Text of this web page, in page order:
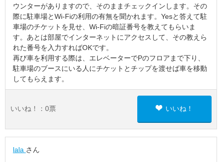
ウンターがありますので、そのままチェックインします。その
際に駐車場とWi-Fiの利用の有無を聞かれます。Yesと答えて駐
車場のチケットを見せ、Wi-Fiの暗証番号を教えてもらいま
す。あとは部屋でインターネットにアクセスして、その教えら
れた番号を入力すればOKです。
再び車を利用する際は、エレベーターでPのフロアまで下り、
駐車場のブースにいる人にチケットとチップを渡せば車を移動
してもらえます。
いいね！： 0票 いいね！
lala さん